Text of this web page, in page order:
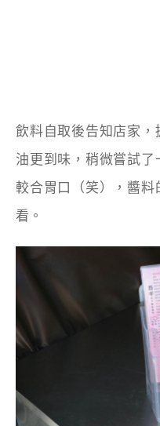
飲料自取後告知店家
油更到味，稍微嘗試
較合胃口（笑），醬
看。